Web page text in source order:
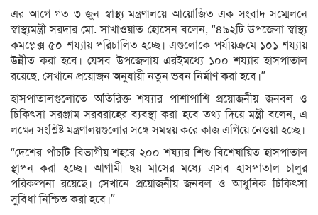
এর আগে গত ৩ জুন স্বাস্থ্য মন্ত্রণালয়ে আয়োজিত এক সংবাদ সম্মেলনে
স্বাস্থ্যমন্ত্রী সরদার মো. সাখাওয়াত হোসেন বলেন, “৪৯২টি উপজেলা স্বাস্থ্য
কমপ্লেক্স ৫০ শয্যায় পরিচালিত হচ্ছে। এগুলোকে পর্যায়ক্রমে ১০১ শয্যায়
উন্নীত করা হবে। যেসব উপজেলায় এরইমধ্যে ১০০ শয্যার হাসপাতাল
রয়েছে, সেখানে প্রয়োজন অনুযায়ী নতুন ভবন নির্মাণ করা হবে।”
হাসপাতালগুলোতে অতিরিক্ত শয্যার পাশাপাশি প্রয়োজনীয় জনবল ও
চিকিৎসা সরঞ্জাম সরবরাহের ব্যবস্থা করা হবে তথ্য দিয়ে মন্ত্রী বলেন, এ
লক্ষ্যে সংশ্লিষ্ট মন্ত্রণালয়গুলোর সঙ্গে সমন্বয় করে কাজ এগিয়ে নেওয়া হচ্ছে।
“দেশের পাঁচটি বিভাগীয় শহরে ২০০ শয্যার শিশু বিশেষায়িত হাসপাতাল
স্থাপন করা হচ্ছে। আগামী ছয় মাসের মধ্যে এসব হাসপাতাল চালুর
পরিকল্পনা রয়েছে। সেখানে প্রয়োজনীয় জনবল ও আধুনিক চিকিৎসা
সুবিধা নিশ্চিত করা হবে।”